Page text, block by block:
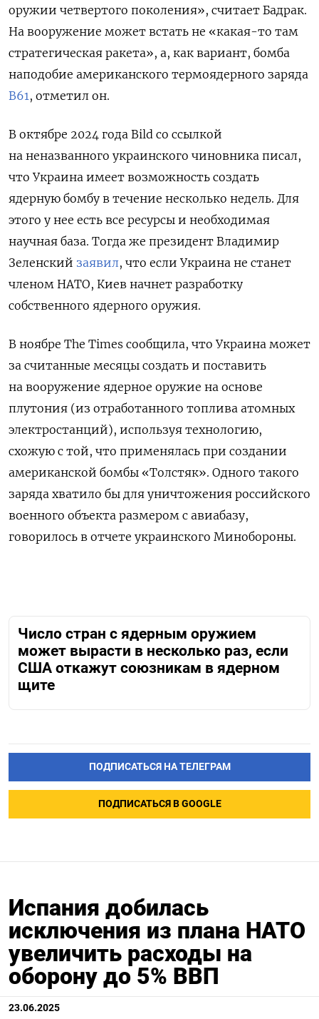
оружии четвертого поколения», считает Бадрак.
На вооружение может встать не «какая-то там
стратегическая ракета», а, как вариант, бомба
наподобие американского термоядерного заряда
В61 , отметил он.
В октябре 2024 года Bild со ссылкой
на неназванного украинского чиновника писал,
что Украина имеет возможность создать
ядерную бомбу в течение несколько недель. Для
этого у нее есть все ресурсы и необходимая
научная база. Тогда же президент Владимир
Зеленский заявил, что если Украина не станет
членом НАТО, Киев начнет разработку
собственного ядерного оружия.
В ноябре The Times сообщила, что Украина может
за считанные месяцы создать и поставить
на вооружение ядерное оружие на основе
плутония (из отработанного топлива атомных
электростанций), используя технологию,
схожую с той, что применялась при создании
американской бомбы «Толстяк». Одного такого
заряда хватило бы для уничтожения российского
военного объекта размером с авиабазу,
говорилось в отчете украинского Минобороны.
Число стран с ядерным оружием
может вырасти в несколько раз, если
США откажут союзникам в ядерном
щите
ПОДПИСАТЬСЯ НА ТЕЛЕГРАМ
ПОДПИСАТЬСЯ В GOOGLE
Испания добилась
исключения из плана НАТО
увеличить расходы на
оборону до 5% ВВП
23.06.2025